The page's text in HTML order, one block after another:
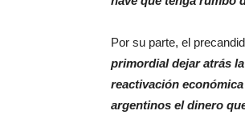
Por su parte, el
primordial dejar atrás
reactivación
argentinos el dinero